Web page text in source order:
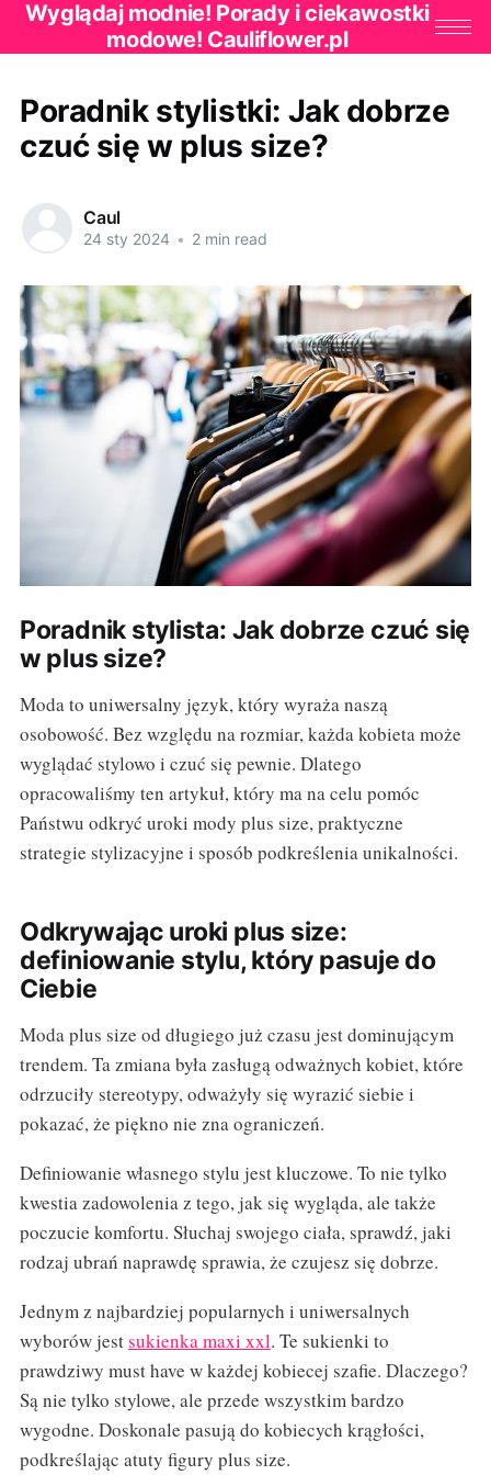
Wyglądaj modnie! Porady i ciekawostki
modowe! Cauliflower.pl
Poradnik stylistki: Jak dobrze
czuć się w plus size?
Caul
24 sty 2024 • 2 min read
Poradnik stylista: Jak dobrze czuć się
w plus size?
Moda to uniwersalny język, który wyraża naszą
osobowość. Bez względu na rozmiar, każda kobieta może
wyglądać stylowo i czuć się pewnie. Dlatego
opracowaliśmy ten artykuł, który ma na celu pomóc
Państwu odkryć uroki mody plus size, praktyczne
strategie stylizacyjne i sposób podkreślenia unikalności.
Odkrywając uroki plus size:
definiowanie stylu, który pasuje do
Ciebie
Moda plus size od długiego już czasu jest dominującym
trendem. Ta zmiana była zasługą odważnych kobiet, które
odrzuciły stereotypy, odważyły się wyrazić siebie i
pokazać, że piękno nie zna ograniczeń.
Definiowanie własnego stylu jest kluczowe. To nie tylko
kwestia zadowolenia z tego, jak się wygląda, ale także
poczucie komfortu. Słuchaj swojego ciała, sprawdź, jaki
rodzaj ubrań naprawdę sprawia, że czujesz się dobrze.
Jednym z najbardziej popularnych i uniwersalnych
wyborów jestsukienka maxi xxl. Te sukienki to
prawdziwy must have w każdej kobiecej szafie. Dlaczego?
Są nie tylko stylowe, ale przede wszystkim bardzo
wygodne. Doskonale pasują do kobiecych krągłości,
podkreślając atuty figury plus size.